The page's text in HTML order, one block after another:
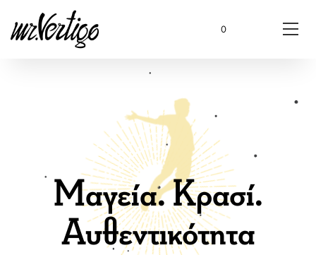
0
Μαγεία. Κρασί.
Αυθεντικότητα